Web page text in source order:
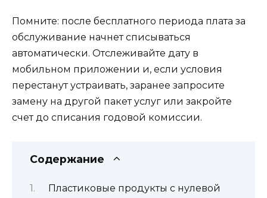
Помните: после бесплатного периода плата за
обслуживание начнет списываться
автоматически. Отслеживайте дату в
мобильном приложении и, если условия
перестанут устраивать, заранее запросите
замену на другой пакет услуг или закройте
счет до списания годовой комиссии.
Содержание
Пластиковые продукты с нулевой